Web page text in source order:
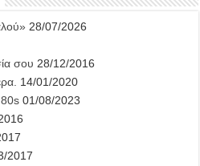
28/07/2026
σου 28/12/2016
14/01/2020
01/08/2023
2017